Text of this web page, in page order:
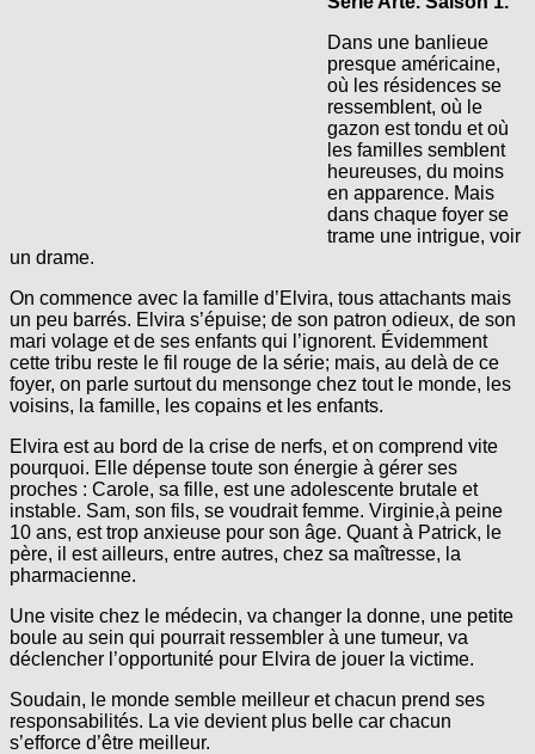
Dans une banlieue
presque américaine,
où les résidences se
ressemblent, où le
gazon est tondu et où
les familles semblent
heureuses, du moins
en apparence. Mais
dans chaque foyer se
trame une intrigue, voir
un drame.
On commence avec la famille d’Elvira, tous attachants mais
un peu barrés. Elvira s’épuise; de son patron odieux, de son
mari volage et de ses enfants qui l’ignorent. Évidemment
cette tribu reste le fil rouge de la série; mais, au delà de ce
foyer, on parle surtout du mensonge chez tout le monde, les
voisins, la famille, les copains et les enfants.
Elvira est au bord de la crise de nerfs, et on comprend vite
pourquoi. Elle dépense toute son énergie à gérer ses
proches : Carole, sa fille, est une adolescente brutale et
instable. Sam, son fils, se voudrait femme. Virginie,à peine
10 ans, est trop anxieuse pour son âge. Quant à Patrick, le
père, il est ailleurs, entre autres, chez sa maîtresse, la
pharmacienne.
Une visite chez le médecin, va changer la donne, une petite
boule au sein qui pourrait ressembler à une tumeur, va
déclencher l’opportunité pour Elvira de jouer la victime.
Soudain, le monde semble meilleur et chacun prend ses
responsabilités. La vie devient plus belle car chacun
s’efforce d’être meilleur.